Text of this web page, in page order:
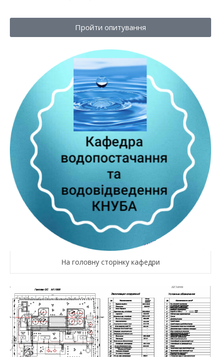
Пройти опитування
На головну сторінку кафедри